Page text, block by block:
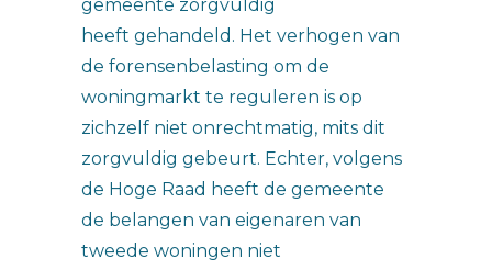
gemeente zorgvuldig
heeft gehandeld. Het verhogen van
de forensenbelasting om de
woningmarkt te reguleren is op
zichzelf niet onrechtmatig, mits dit
zorgvuldig gebeurt. Echter, volgens
de Hoge Raad heeft de gemeente
de belangen van eigenaren van
tweede woningen niet